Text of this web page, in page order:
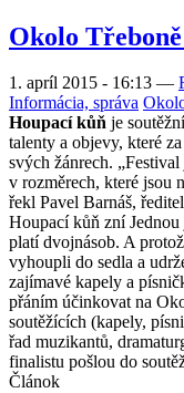
Okolo
1. apríl 2015 - 16:13 —
Informácia, správa
Houpací kůň je
talenty a objevy, které
svých žánrech.
v rozměrech, které jsou
řekl Pavel Barnáš,
Houpací kůň zní
platí dvojnásob. A
vyhoupli do sedla a
zajímavé kapely a
přáním účinkovat na
soutěžících (kapely,
řad muzikantů,
finalistu pošlou do
Článok